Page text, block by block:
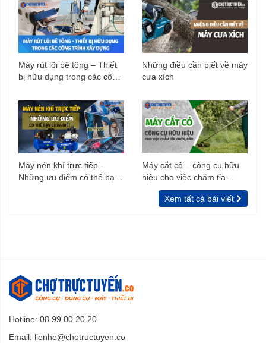
Máy rút lõi bê tông – Thiết
bị hữu dụng trong các công
Những điều cần biết về máy
cưa xích
Máy nén khí trực tiếp -
Những ưu điểm có thể bạn
Máy cắt cỏ – công cụ hữu
hiệu cho việc chăm tỉa
vườn, rào
Xem tất cả bài viết
Hotline: 08 99 00 20 20
Email: lienhe@chotructuyen.co